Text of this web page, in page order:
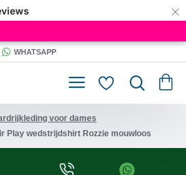
×
WHATSAPP
voor dames
Play wedstrijdshirt Rozzie mouwloos